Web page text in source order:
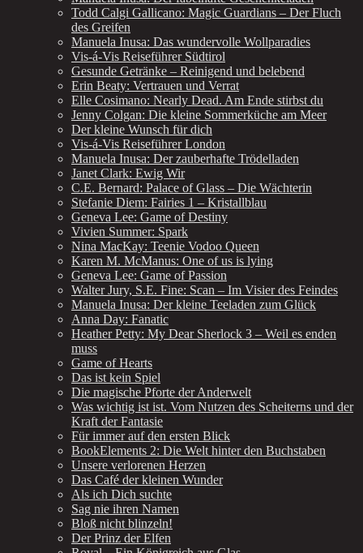
Todd Calgi Gallicano: Magic Guardians – Der Fluch
des Greifen
Manuela Inusa: Das wundervolle Wollparadies
Vis-á-Vis Reiseführer Südtirol
Gesunde Getränke – Reinigend und belebend
Erin Beaty: Vertrauen und Verrat
Elle Cosimano: Nearly Dead. Am Ende stirbst du
Jenny Colgan: Die kleine Sommerküche am Meer
Der kleine Wunsch für dich
Vis-á-Vis Reiseführer London
Manuela Inusa: Der zauberhafte Trödelladen
Janet Clark: Ewig Wir
C.E. Bernard: Palace of Glass – Die Wächterin
Stefanie Diem: Fairies 1 – Kristallblau
Geneva Lee: Game of Destiny
Vivien Summer: Spark
Nina MacKay: Teenie Vodoo Queen
Karen M. McManus: One of us is lying
Geneva Lee: Game of Passion
Walter Jury, S.E. Fine: Scan – Im Visier des Feindes
Manuela Inusa: Der kleine Teeladen zum Glück
Anna Day: Fanatic
Heather Petty: My Dear Sherlock 3 – Weil es enden
muss
Game of Hearts
Das ist kein Spiel
Die magische Pforte der Anderwelt
Was wichtig ist ist. Vom Nutzen des Scheiterns und der
Kraft der Fantasie
Für immer auf den ersten Blick
BookElements 2: Die Welt hinter den Buchstaben
Unsere verlorenen Herzen
Das Café der kleinen Wunder
Als ich Dich suchte
Sag nie ihren Namen
Bloß nicht blinzeln!
Der Prinz der Elfen